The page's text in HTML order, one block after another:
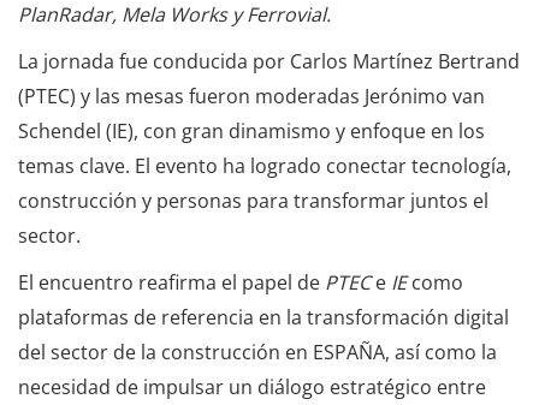
PlanRadar, Mela Works y Ferrovial.
La jornada fue conducida por Carlos Martínez Bertrand
(PTEC) y las mesas fueron moderadas Jerónimo van
Schendel (IE), con gran dinamismo y enfoque en los
temas clave. El evento ha logrado conectar tecnología,
construcción y personas para transformar juntos el
sector.
El encuentro reafirma el papel de PTECe IEcomo
plataformas de referencia en la transformación digital
del sector de la construcción en ESPAÑA, así como la
necesidad de impulsar un diálogo estratégico entre